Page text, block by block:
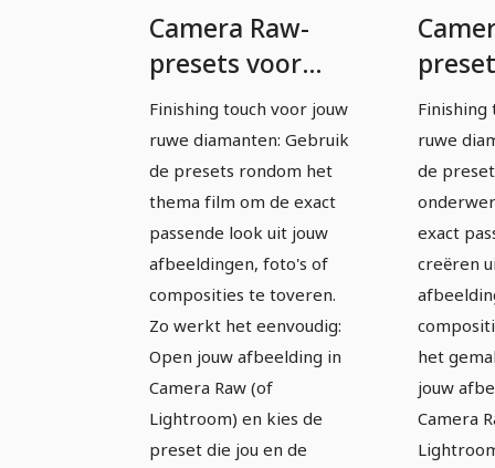
Camera Raw-
presets voor
fotografen en
beeldbewerkers:
Film
Finishing touch voor jouw
ruwe diamanten: Gebruik
de presets rondom het
thema film om de exact
passende look uit jouw
afbeeldingen, foto's of
composities te toveren.
Zo werkt het eenvoudig:
Open jouw afbeelding in
Camera Raw (of
Lightroom) en kies de
preset die jou en de
filters
Finishing
ruwe
de
exact
creëren
het
jouw
Camera